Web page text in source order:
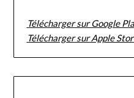
Télécharger sur Google
Télécharger sur Apple